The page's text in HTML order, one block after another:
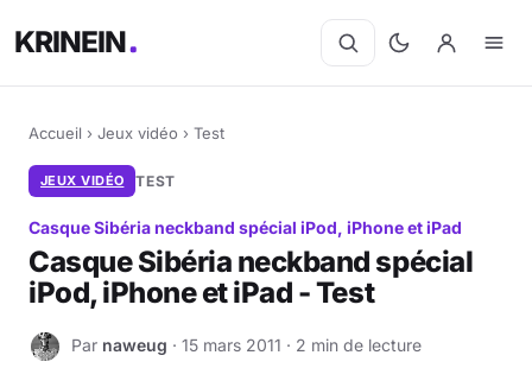
KRINEIN
Accueil › Jeux vidéo › Test
JEUX VIDÉO TEST
Casque Sibéria neckband spécial iPod, iPhone et iPad
Casque Sibéria neckband spécial
iPod, iPhone et iPad - Test
N Par naweug · 15 mars 2011 · 2 min de lecture